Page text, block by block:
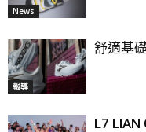
News
報導
舒適基
L7 LIAN